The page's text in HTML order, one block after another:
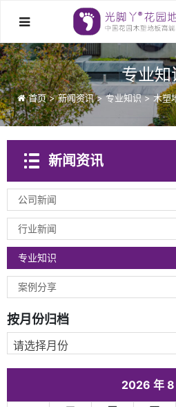
专业知
首页 >新闻资讯 >专业知识 >木塑
新闻资讯
公司新闻
行业新闻
专业知识
案例分享
按月份归档
2026 年 8